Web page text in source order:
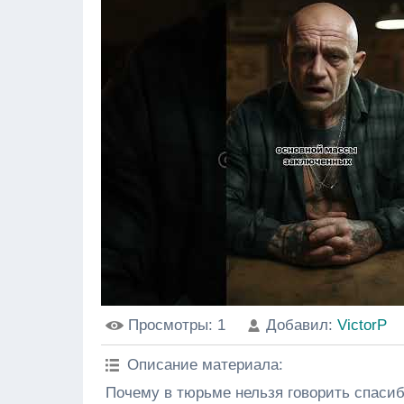
Просмотры: 1 Добавил: VictorP
Описание материала:
Почему в тюрьме нельзя говорить